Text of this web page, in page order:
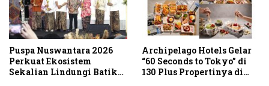
Puspa Nuswantara 2026
Perkuat Ekosistem
Sekalian Lindungi Batik
Archipelago Hotels Gelar
“60 Seconds to Tokyo” di
130 Plus Propertinya di